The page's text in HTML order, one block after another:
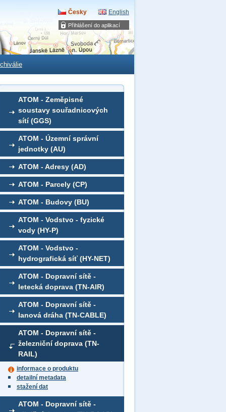
Přihlášení do aplikací
Česky English
ATOM - Zeměpisné
soustavy souřadnicových
sítí (GGS)
ATOM - Územní správní
jednotky (AU)
ATOM - Adresy (AD)
ATOM - Parcely (CP)
ATOM - Budovy (BU)
ATOM - Vodstvo - fyzické
vody (HY-P)
ATOM - Vodstvo -
hydrografická síť (HY-NET)
ATOM - Dopravní sítě -
letecká doprava (TN-AIR)
ATOM - Dopravní sítě -
lanová dráha (TN-CABLE)
ATOM - Dopravní sítě -
železniční doprava (TN-
RAIL)
informace o produktu
detailní metadata
stažení dat
ATOM - Dopravní sítě -